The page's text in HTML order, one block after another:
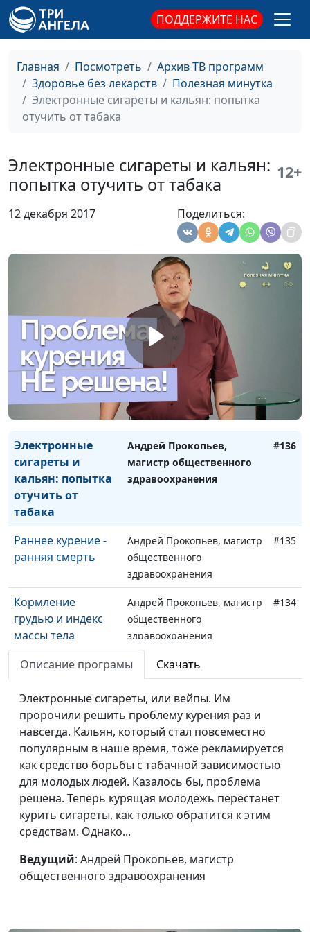
ПОДДЕРЖИТЕ НАС
Главная Посмотреть
Архив ТВ программ
Здоровье без лекарств
Полезная минутка
Электронные сигареты и кальян: попытка
отучить от табака
Электронные сигареты и кальян:
попытка отучить от табака
12+
12 декабря 2017 Поделиться:
позвоночника
спорта
седалищный
нерв?
инструктор ЗОЖ, мастер
спорта
Почему продувает
поясницу?
Павел Меженин,
Как укрепить
сердце?
Павел Меженин,
инструктор ЗОЖ, мастер
#141
Павел Меженин,
спорта
#140
Александр Кузнецов
Правила
здорового сна
Александр Кузнецов
Марихуана
Андрей Прокопьев, магистр
общественного
здравоохранения
Электронные
сигареты и
кальян: попытка
отучить от
табака
Андрей Прокопьев,
магистр общественного
здравоохранения
#136
Раннее курение -
ранняя смерть
Андрей Прокопьев, магистр
общественного
здравоохранения
#135
Кормление
грудью и индекс
массы тела
Андрей Прокопьев, магистр
общественного
здравоохранения
#134
Идеальное
Андрей Прокопьев, магистр
общественного
здравоохранения
Завтрак для
Андрей Прокопьев, магистр
общественного
здравоохранения
Диета против рака
Андрей Прокопьев, магистр
общественного
здравоохранения
экземы
общественного
здравоохранения
здоровье
общественного
Описание програмы Скачать
Электронные сигареты, или вейпы. Им
пророчили решить проблему курения раз и
навсегда. Кальян, который стал повсеместно
популярным в наше время, тоже рекламируется
как средство борьбы с табачной зависимостью
для молодых людей. Казалось бы, проблема
решена. Теперь курящая молодежь перестанет
курить сигареты, как только обратится к этим
средствам. Однако...
Ведущий: Андрей Прокопьев, магистр
общественного здравоохранения